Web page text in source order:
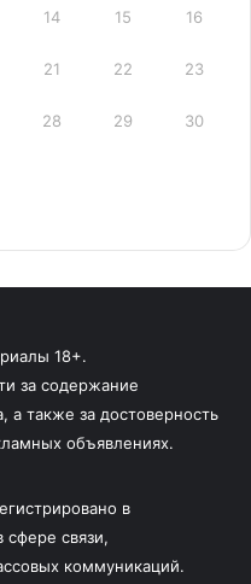
14 15 16
21 22 23
28 29 30
18+.
за содержание
а также за достоверность
объявлениях.
в
связи,
коммуникаций.